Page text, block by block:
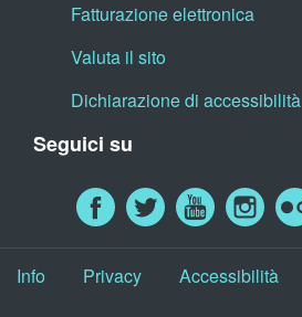
Fatturazione elettronica
Valuta il sito
Dichiarazione di accessibilità
Seguici su
Info Privacy Accessibilità